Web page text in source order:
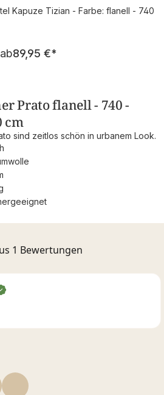
Kapuze Tizian - Farbe: flanell - 740
Regulärer Preis:
ab89,95 €*
Prato flanell - 740 -
cm
sind zeitlos schön in urbanem Look.
1 Bewertungen